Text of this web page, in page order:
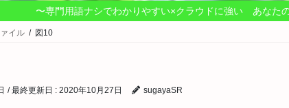
〜専門用語ナシでわかりやすい×クラウドに強い あなた
イル 図10
/ 最終更新日 : 2020年10月27日 sugayaSR